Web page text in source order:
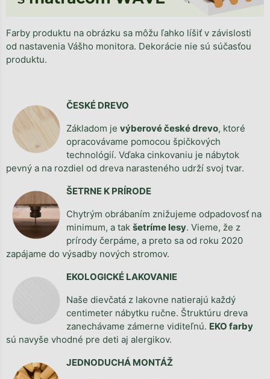
Farby produktu na obrázku sa môžu ľahko líšiť v závislosti
od nastavenia Vášho monitora. Dekorácie nie sú súčasťou
produktu.
ČESKÉ DREVO
Základom je výberové české drevo, ktoré
opracovávame pomocou špičkových
technológií. Vďaka cinkovaniu je nábytok
pevný a na rozdiel od dreva narasteného udrží svoj tvar.
ŠETRNE K PRÍRODE
Chytrým obrábaním znižujeme odpadovosť na
minimum, a tak šetríme lesy. Vieme, že z
prírody čerpáme, a preto sa od roku 2020
zapájame do výsadby nových stromov.
EKOLOGICKÉ LAKOVANIE
Naše dievčatá z lakovne natierajú každý
centimeter nábytku ručne. Štruktúru dreva
zanechávame zámerne viditeľnú. EKO farby
sú navyše vhodné pre deti aj alergikov.
JEDNODUCHÁ MONTÁŽ